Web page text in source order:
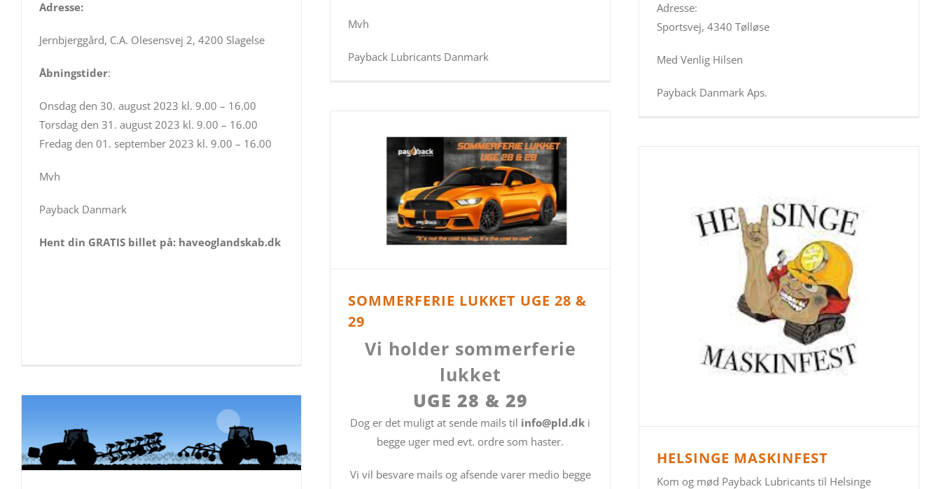
Adresse:
Jernbjerggård, C.A. Olesensvej 2, 4200 Slagelse
Åbningstider:
Onsdag den 30. august 2023 kl. 9.00 – 16.00
Torsdag den 31. august 2023 kl. 9.00 – 16.00
Fredag den 01. september 2023 kl. 9.00 – 16.00
Mvh
Payback Danmark
Hent din GRATIS billet på: haveoglandskab.dk
Mvh
Payback Lubricants Danmark
Adresse:
Sportsvej, 4340 Tølløse
Med Venlig Hilsen
Payback Danmark Aps.
SOMMERFERIE LUKKET UGE 28 &
29
Vi holder sommerferie
lukket
UGE 28 & 29
Dog er det muligt at sende mails til info@pld.dk i
begge uger med evt. ordre som haster.
Vi vil besvare mails og afsende varer medio begge
HELSINGE MASKINFEST
Kom og mød Payback Lubricants til Helsinge